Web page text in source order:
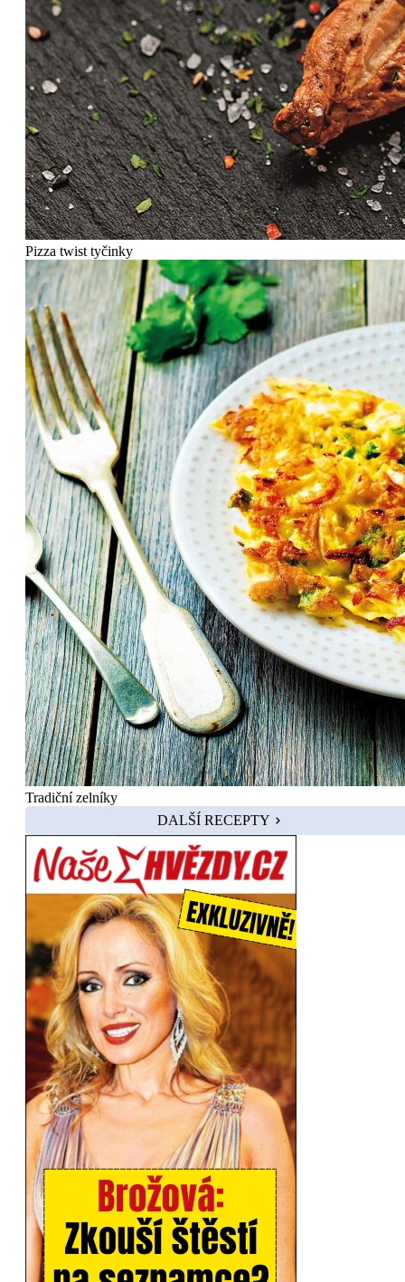
Pizza twist tyčinky
Tradiční zelníky
DALŠÍ RECEPTY